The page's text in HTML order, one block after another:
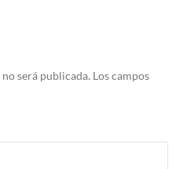
será publicada. Los campos